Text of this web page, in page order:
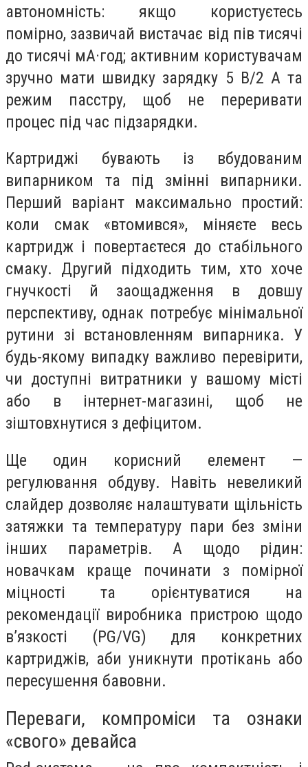
автономність: якщо користуєтесь
помірно, зазвичай вистачає від пів тисячі
до тисячі мА·год; активним користувачам
зручно мати швидку зарядку 5 В/2 А та
режим пасстру, щоб не переривати
процес під час підзарядки.
Картриджі бувають із вбудованим
випарником та під змінні випарники.
Перший варіант максимально простий:
коли смак «втомився», міняєте весь
картридж і повертаєтеся до стабільного
смаку. Другий підходить тим, хто хоче
гнучкості й заощадження в довшу
перспективу, однак потребує мінімальної
рутини зі встановленням випарника. У
будь-якому випадку важливо перевірити,
чи доступні витратники у вашому місті
або в інтернет-магазині, щоб не
зіштовхнутися з дефіцитом.
Ще один корисний елемент —
регулювання обдуву. Навіть невеликий
слайдер дозволяє налаштувати щільність
затяжки та температуру пари без зміни
інших параметрів. А щодо рідин:
новачкам краще починати з помірної
міцності та орієнтуватися на
рекомендації виробника пристрою щодо
в’язкості (PG/VG) для конкретних
картриджів, аби уникнути протікань або
пересушення бавовни.
Переваги, компроміси та ознаки
«свого» девайса